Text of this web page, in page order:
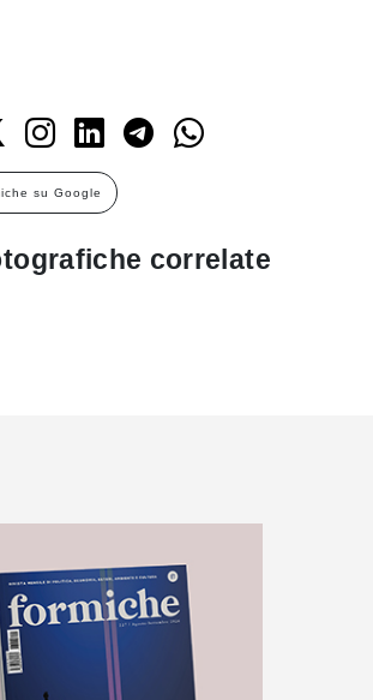
su Google
correlate